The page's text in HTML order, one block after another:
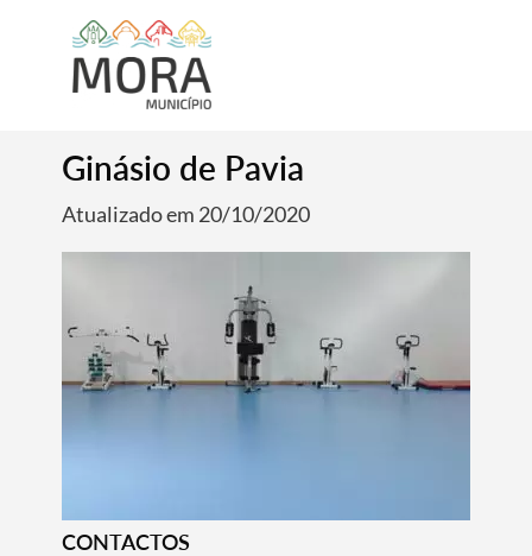
Ginásio de Pavia
Atualizado em 20/10/2020
CONTACTOS